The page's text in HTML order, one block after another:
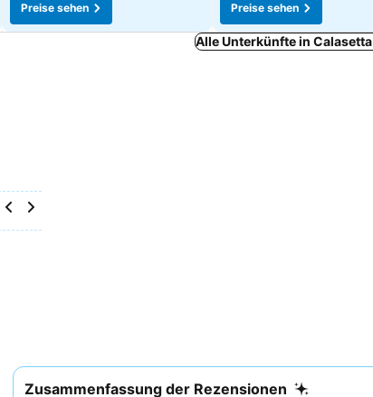
Preise sehen
Preise sehen
Alle Unterkünfte in
Zusammenfassung der Rezensionen